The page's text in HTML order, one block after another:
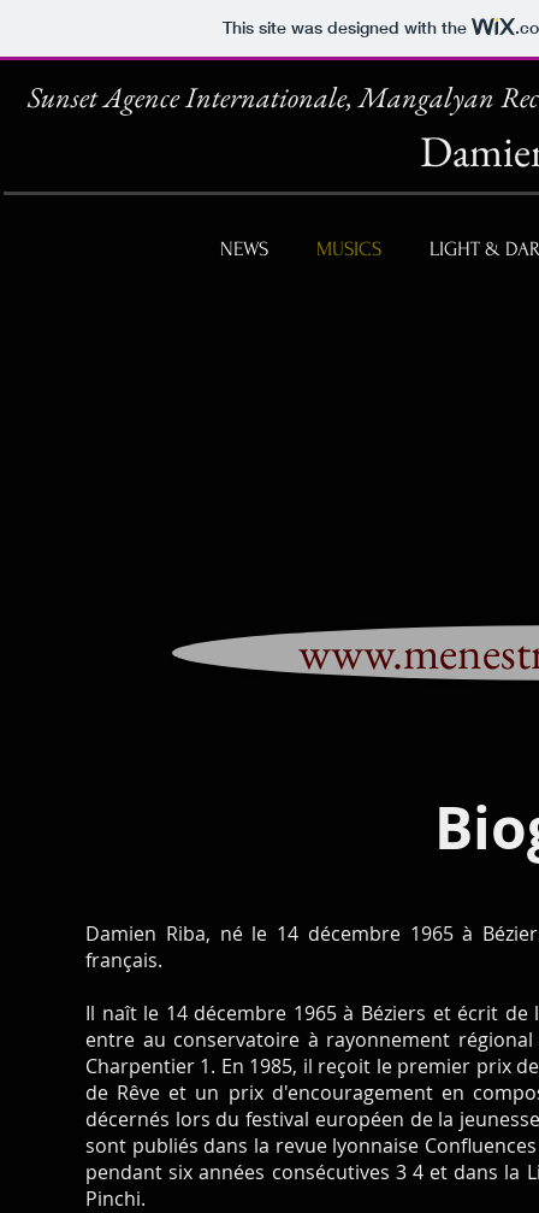
This site was designed with the
Sunset Agence Internationale, Mangalyan
NEWS MUSICS LIGHT &
Damien Riba, né le 14 décembre 1965 à
français.
Il naît le 14 décembre 1965 à Béziers et écrit
entre au conservatoire à rayonnement
Charpentier 1. En 1985, il reçoit le premier prix
de Rêve et un prix d'encouragement en
décernés lors du festival européen de la
sont publiés dans la revue lyonnaise
pendant six années consécutives 3 4 et dans
Pinchi.